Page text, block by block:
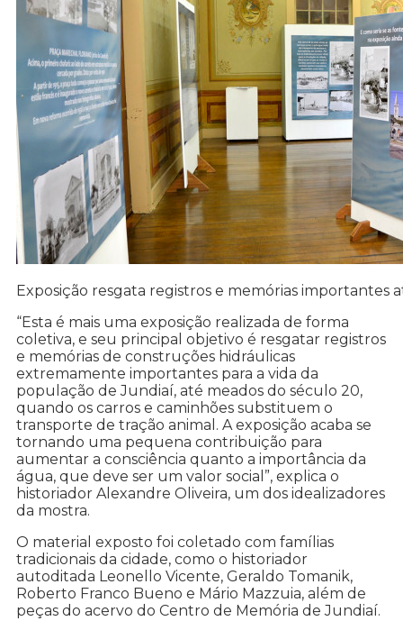
Exposição resgata registros e memórias importantes
“Esta é mais uma exposição realizada de forma
coletiva, e seu principal objetivo é resgatar registros
e memórias de construções hidráulicas
extremamente importantes para a vida da
população de Jundiaí, até meados do século 20,
quando os carros e caminhões substituem o
transporte de tração animal. A exposição acaba se
tornando uma pequena contribuição para
aumentar a consciência quanto a importância da
água, que deve ser um valor social”, explica o
historiador Alexandre Oliveira, um dos idealizadores
da mostra.
O material exposto foi coletado com famílias
tradicionais da cidade, como o historiador
autoditada Leonello Vicente, Geraldo Tomanik,
Roberto Franco Bueno e Mário Mazzuia, além de
peças do acervo do Centro de Memória de Jundiaí.